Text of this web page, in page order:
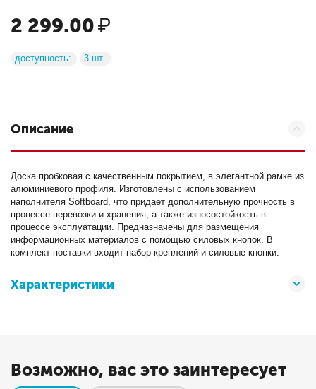
2 299.00₽
доступность: 3 шт.
Описание
Доска пробковая с качественным покрытием, в элегантной рамке из
алюминиевого профиля. Изготовлены c использованием
наполнителя Softboard, что придает дополнительную прочность в
процессе перевозки и хранения, а также износостойкость в
процессе эксплуатации. Предназначены для размещения
информационных материалов с помощью силовых кнопок. В
комплект поставки входит набор креплений и силовые кнопки.
Характеристики
Возможно, вас это заинтересует